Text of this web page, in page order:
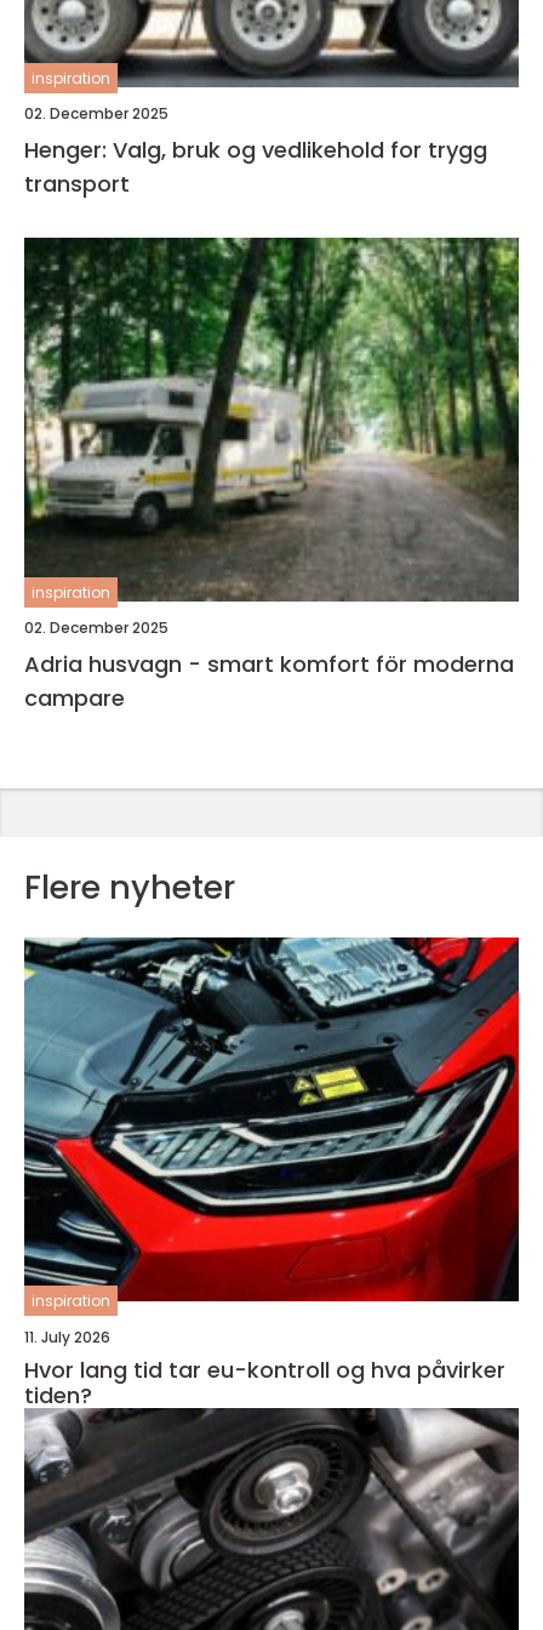
inspiration
02. December 2025
Henger: Valg, bruk og vedlikehold for trygg
transport
inspiration
02. December 2025
Adria husvagn - smart komfort för moderna
campare
Flere nyheter
inspiration
11. July 2026
Hvor lang tid tar eu-kontroll og hva påvirker
tiden?